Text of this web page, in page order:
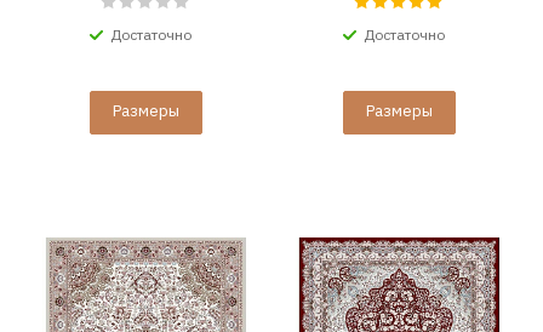
Достаточно
Размеры
Достаточно
Размеры